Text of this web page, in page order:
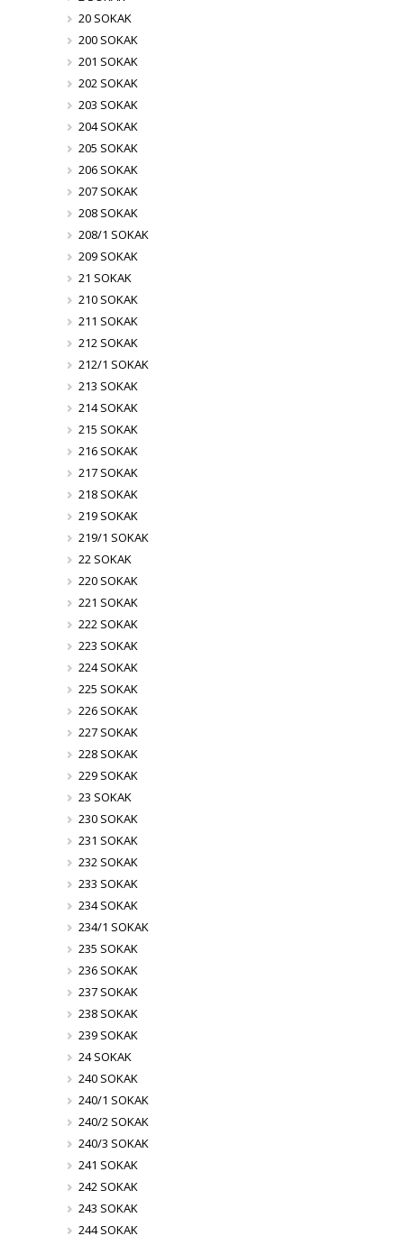
20 SOKAK
200 SOKAK
201 SOKAK
202 SOKAK
203 SOKAK
204 SOKAK
205 SOKAK
206 SOKAK
207 SOKAK
208 SOKAK
208/1 SOKAK
209 SOKAK
21 SOKAK
210 SOKAK
211 SOKAK
212 SOKAK
212/1 SOKAK
213 SOKAK
214 SOKAK
215 SOKAK
216 SOKAK
217 SOKAK
218 SOKAK
219 SOKAK
219/1 SOKAK
22 SOKAK
220 SOKAK
221 SOKAK
222 SOKAK
223 SOKAK
224 SOKAK
225 SOKAK
226 SOKAK
227 SOKAK
228 SOKAK
229 SOKAK
23 SOKAK
230 SOKAK
231 SOKAK
232 SOKAK
233 SOKAK
234 SOKAK
234/1 SOKAK
235 SOKAK
236 SOKAK
237 SOKAK
238 SOKAK
239 SOKAK
24 SOKAK
240 SOKAK
240/1 SOKAK
240/2 SOKAK
240/3 SOKAK
241 SOKAK
242 SOKAK
243 SOKAK
244 SOKAK